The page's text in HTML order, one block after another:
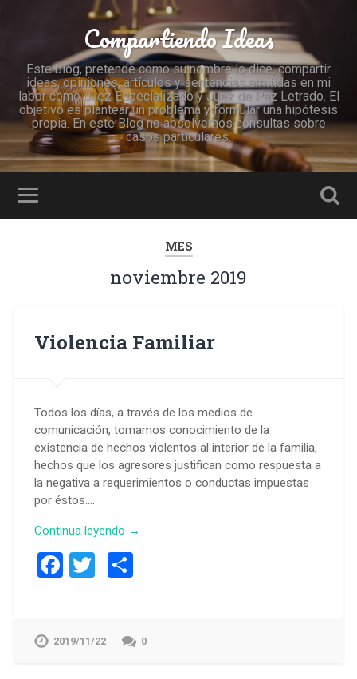
Compartiendo Ideas
Este blog, pretende como su nombre lo dice, compartir
ideas, opiniones, artículos y sentencias emitidas en mi
labor como Juez Especializado y Juez de Paz Letrado. El
objetivo es plantear un problema y formular una hipótesis
propia. En este Blog no absolvemos consultas sobre
casos particulares.
MES
noviembre 2019
Violencia Familiar
Todos los días, a través de los medios de
comunicación, tomamos conocimiento de la
existencia de hechos violentos al interior de la familia,
hechos que los agresores justifican como respuesta a
la negativa a requerimientos o conductas impuestas
por éstos….
Continua leyendo →
Facebook
Twitter
2019/11/22 0